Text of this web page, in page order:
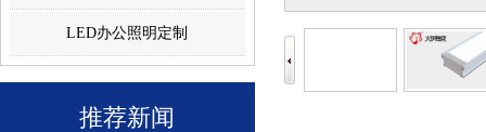
LED办公照明定制
推荐新闻